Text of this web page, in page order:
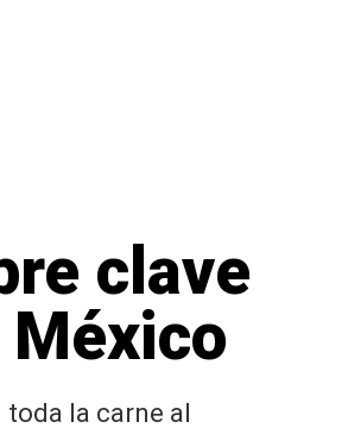
clave
la carne al